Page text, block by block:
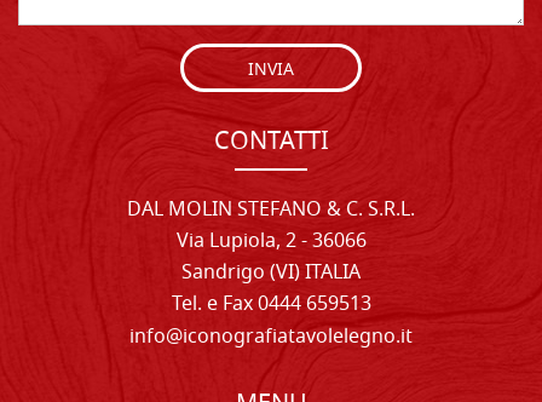
INVIA
CONTATTI
DAL MOLIN STEFANO & C. S.R.L.
Via Lupiola, 2 - 36066
Sandrigo (VI) ITALIA
Tel. e Fax 0444 659513
info@iconografiatavolelegno.it